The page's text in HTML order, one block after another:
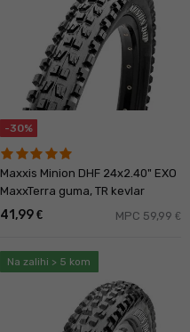
-30%
Maxxis Minion DHF 24x2.40" EXO
MaxxTerra guma, TR kevlar
41,99 € MPC 59,99 €
Na zalihi > 5 kom